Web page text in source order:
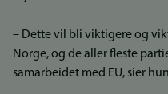
– Dette vil bli viktigere og
Norge, og de aller fleste
samarbeidet med EU, sier